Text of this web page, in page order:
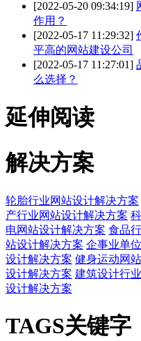
[2022-05-20 09:34:19]
作用？
[2022-05-17 11:29:32]
平高的网站建设公司
[2022-05-17 11:27:01]
么选择？
延伸阅读
解决方案
轮胎行业网站设计解决方案
产行业网站设计解决方案
电网站设计解决方案 食品
站设计解决方案 企事业单
设计解决方案 健身运动网
设计解决方案 建筑设计行
设计解决方案
TAGS关键字